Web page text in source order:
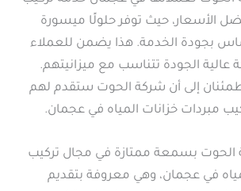
الأسعار، حيث توفر حلولًا ميسورة
بجودة الخدمة. هذا يضمن للعملاء
الجودة تتناسب مع ميزانيتهم.
إلى أن شركة الحوت ستقدم لهم
مبردات خزانات المياه في عجمان.
الحوت بسمعة ممتازة في مجال تركيب
في عجمان، وهي معروفة بتقديم